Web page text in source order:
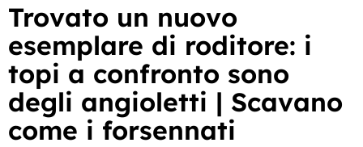
Trovato un nuovo
esemplare di roditore: i
topi a confronto sono
degli angioletti | Scavano
come i forsennati